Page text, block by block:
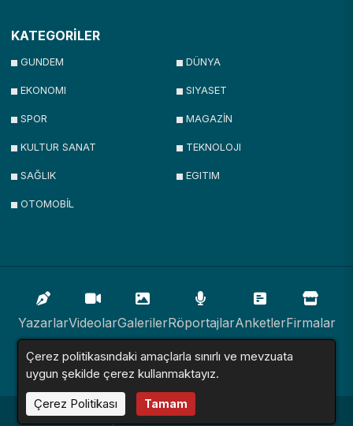
KATEGORİLER
GUNDEM DÜNYA
EKONOMI SIYASET
SPOR MAGAZİN
KULTUR SANAT TEKNOLOJI
SAĞLIK EGITIM
OTOMOBİL
YazarlarVideolarGalerilerRöportajlarAnketlerFirmalar
İlanlarResmi İlanlarSitemap
Haber Sitesi © 2016 - 2024. Tüm Hakları Saklıdır.
Çerez politikasındaki amaçlarla sınırlı ve mevzuata
uygun şekilde çerez kullanmaktayız.
Çerez Politikası
Tamam